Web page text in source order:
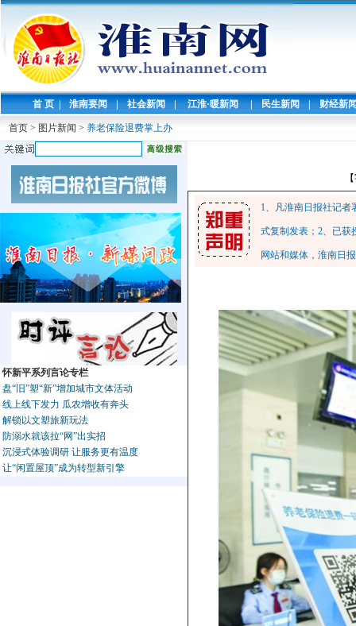
首 页 | 淮南要闻 | 社会新闻 | 江淮·暖新闻 | 民生新闻 | 财经新
首页 > 图片新闻 > 养老保险退费掌上办
怀新平系列言论专栏
盘“旧”塑“新”增加城市文体活动
线上线下发力 瓜农增收有奔头
解锁以文塑旅新玩法
防溺水就该拉“网”出实招
沉浸式体验调研 让服务更有温度
让“闲置屋顶”成为转型新引擎
1、凡淮南日报社记
式复制发表；2、已获
网站和媒体，淮南日